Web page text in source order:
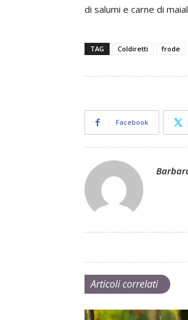
di salumi e carne di
TAG Coldiretti frode
Facebook
Articoli correlati